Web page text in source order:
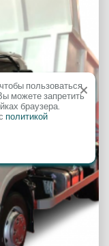
пользоваться
можете запретить
браузера.
политикой